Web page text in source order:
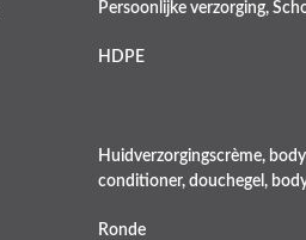
Persoonlijke verzorging,
HDPE
Huidverzorgingscrème,
conditioner, douchegel,
Ronde